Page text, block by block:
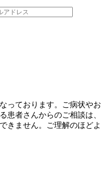
っております。ご病状やお
患者さんからのご相談は、
きません。ご理解のほどよ